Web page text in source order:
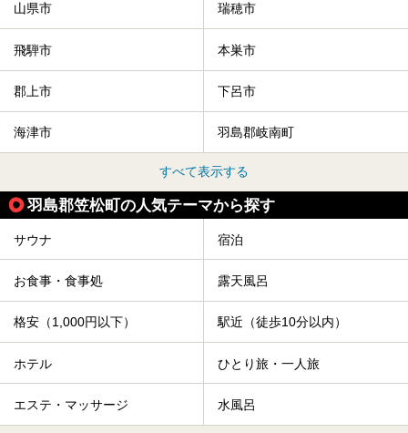
山県市 瑞穂市
飛騨市 本巣市
郡上市 下呂市
海津市 羽島郡岐南町
すべて表示する
羽島郡笠松町の人気テーマから探す
サウナ 宿泊
お食事・食事処 露天風呂
格安（1,000円以下） 駅近（徒歩10分以内）
ホテル ひとり旅・一人旅
エステ・マッサージ 水風呂